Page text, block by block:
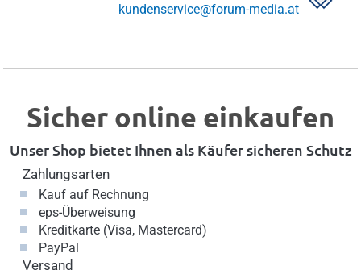
kundenservice@forum-media.at
Sicher online einkaufen
Unser Shop bietet Ihnen als Käufer sicheren Schutz
Zahlungsarten
Kauf auf Rechnung
eps-Überweisung
Kreditkarte (Visa, Mastercard)
PayPal
Versand